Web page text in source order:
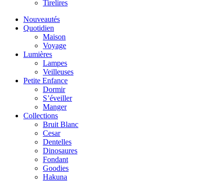
Tirelires
Nouveautés
Quotidien
Maison
Voyage
Lumières
Lampes
Veilleuses
Petite Enfance
Dormir
S’éveiller
Manger
Collections
Bruit Blanc
Cesar
Dentelles
Dinosaures
Fondant
Goodies
Hakuna